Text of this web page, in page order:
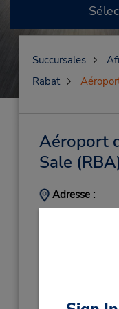
Succursales
Rabat
Aéroport
Sale
Adresse :
Rabat Sale
(212)
Heures